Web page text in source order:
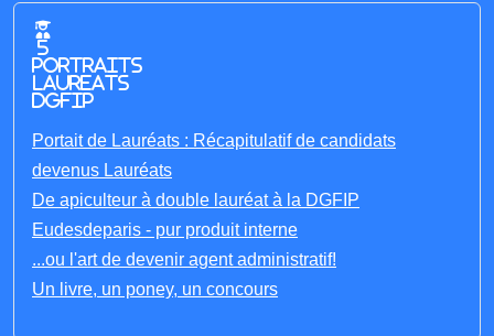
5
portraits
laureats
DGFIP
Portait de Lauréats : Récapitulatif de candidats
devenus Lauréats
De apiculteur à double lauréat à la DGFIP
Eudesdeparis - pur produit interne
...ou l'art de devenir agent administratif!
Un livre, un poney, un concours